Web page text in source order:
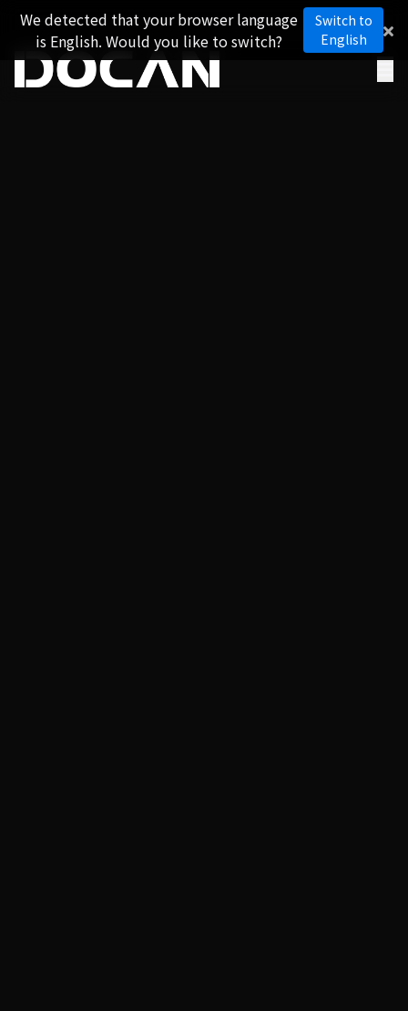
We detected that your browser language
is English. Would you like to switch?
Switch to
English